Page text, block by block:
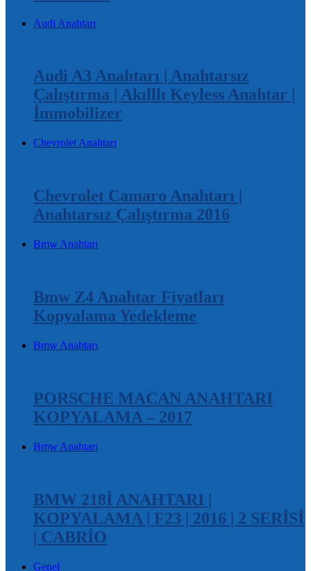
Audi Anahtarı
Audi A3 Anahtarı | Anahtarsız
Çalıştırma | Akılllı Keyless Anahtar |
İmmobilizer
Chevrolet Anahtarı
Chevrolet Camaro Anahtarı |
Anahtarsız Çalıştırma 2016
Bmw Anahtarı
Bmw Z4 Anahtar Fiyatları
Kopyalama Yedekleme
Bmw Anahtarı
PORSCHE MACAN ANAHTARI
KOPYALAMA – 2017
Bmw Anahtarı
BMW 218İ ANAHTARI |
KOPYALAMA | F23 | 2016 | 2 SERİSİ
| CABRİO
Genel